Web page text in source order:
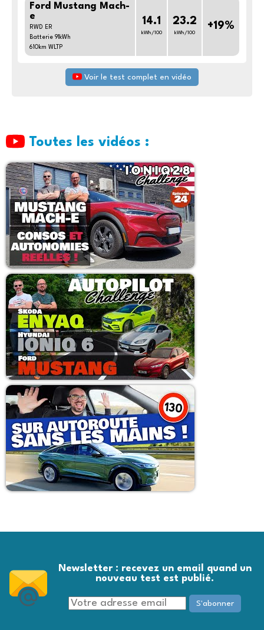
Ford Mustang Mach-
e
RWD ER
Batterie 91kWh
610km WLTP
14.1
kWh/100
23.2
kWh/100
+19%
Voir le test complet en vidéo
Toutes les vidéos :
Newsletter : recevez un email quand un
nouveau test est publié.